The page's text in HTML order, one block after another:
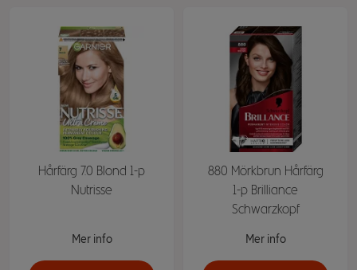
Hårfärg 7.0 Blond 1-p
Nutrisse
Mer info
880 Mörkbrun Hårfärg
1-p Brilliance
Schwarzkopf
Mer info